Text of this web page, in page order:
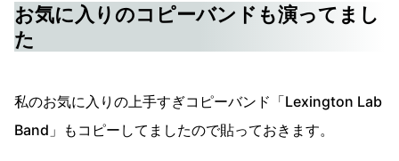
お気に入りのコピーバンドも演ってまし
た
私のお気に入りの上手すぎコピーバンド「Lexington Lab
Band」もコピーしてましたので貼っておきます。